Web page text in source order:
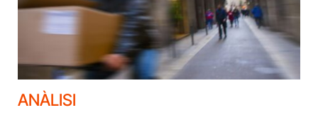
ANÀLISI